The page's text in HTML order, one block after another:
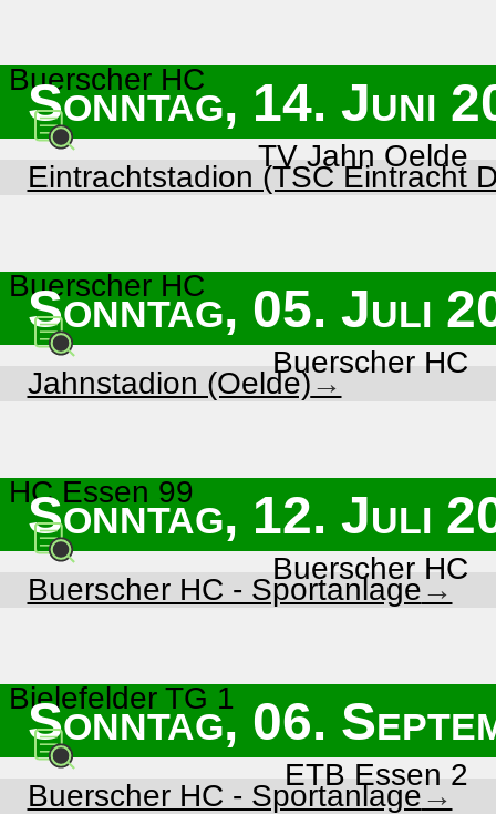
Buerscher HC
Eintrachtstadion (TSC Eintracht
Sonntag, 14. Juni
TV Jahn Oelde
Buerscher HC
Jahnstadion (Oelde)
Sonntag, 05. Juli
Buerscher HC
HC Essen 99
Buerscher HC - Sportanlage
Sonntag, 12. Juli
Buerscher HC
Bielefelder TG 1
Buerscher HC - Sportanlage
Sonntag, 06.
ETB Essen 2